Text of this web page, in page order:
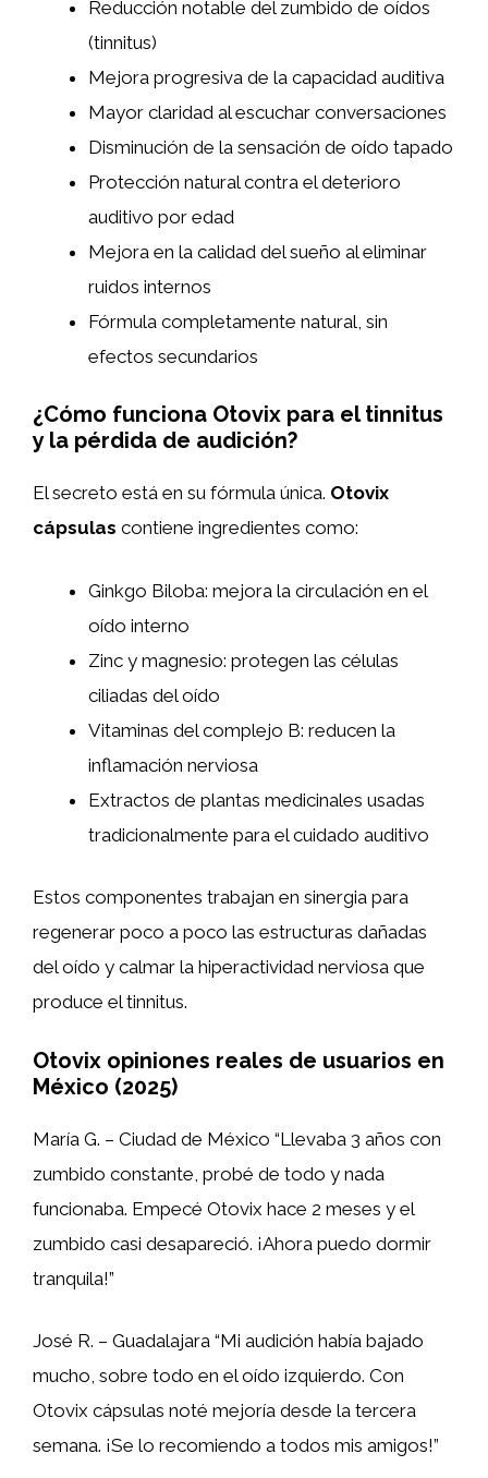
Reducción notable del zumbido de oídos
(tinnitus)
Mejora progresiva de la capacidad auditiva
Mayor claridad al escuchar conversaciones
Disminución de la sensación de oído tapado
Protección natural contra el deterioro
auditivo por edad
Mejora en la calidad del sueño al eliminar
ruidos internos
Fórmula completamente natural, sin
efectos secundarios
¿Cómo funciona Otovix para el tinnitus
y la pérdida de audición?
El secreto está en su fórmula única. Otovix
cápsulas contiene ingredientes como:
Ginkgo Biloba: mejora la circulación en el
oído interno
Zinc y magnesio: protegen las células
ciliadas del oído
Vitaminas del complejo B: reducen la
inflamación nerviosa
Extractos de plantas medicinales usadas
tradicionalmente para el cuidado auditivo
Estos componentes trabajan en sinergia para
regenerar poco a poco las estructuras dañadas
del oído y calmar la hiperactividad nerviosa que
produce el tinnitus.
Otovix opiniones reales de usuarios en
México (2025)
María G. – Ciudad de México “Llevaba 3 años con
zumbido constante, probé de todo y nada
funcionaba. Empecé Otovix hace 2 meses y el
zumbido casi desapareció. ¡Ahora puedo dormir
tranquila!”
José R. – Guadalajara “Mi audición había bajado
mucho, sobre todo en el oído izquierdo. Con
Otovix cápsulas noté mejoría desde la tercera
semana. ¡Se lo recomiendo a todos mis amigos!”